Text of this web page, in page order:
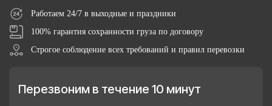
Работаем 24/7 в выходные и праздники
100% гарантия сохранности груза по договору
Строгое соблюдение всех требований и правил перевозки
Перезвоним в течение 10 минут